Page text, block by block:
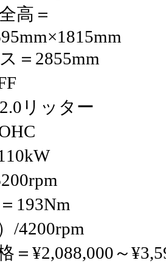
高＝
＝2855mm
リッター
193Nm
/4200rpm
＝¥2,088,000～